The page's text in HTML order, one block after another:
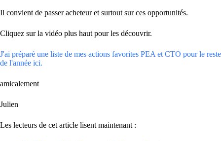
Il convient de passer acheteur et surtout sur ces opportunités.
Cliquez sur la vidéo plus haut pour les découvrir.
J'ai préparé une liste de mes actions favorites PEA et CTO pour le reste
de l'année ici.
amicalement
Julien
Les lecteurs de cet article lisent maintenant :